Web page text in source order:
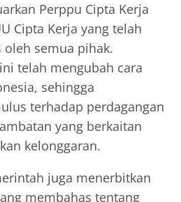
Perppu Cipta Kerja
Cipta Kerja yang telah
oleh semua pihak.
telah mengubah cara
sehingga
terhadap perdagangan
yang berkaitan
kelonggaran.
juga menerbitkan
membahas tentang